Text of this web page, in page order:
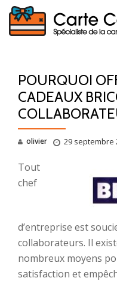
Aller
POURQUOI
CADEAUX
olivier 29 septembre
Tout
chef
d’entreprise est
collaborateurs. Il
nombreux moyens
satisfaction et